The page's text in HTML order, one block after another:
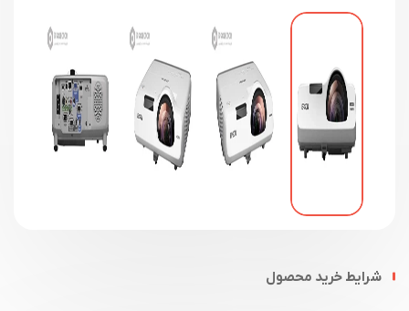
شرایط خرید محصول